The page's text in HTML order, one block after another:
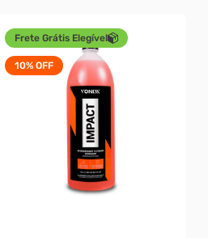
Frete Grátis Elegível
10% OFF